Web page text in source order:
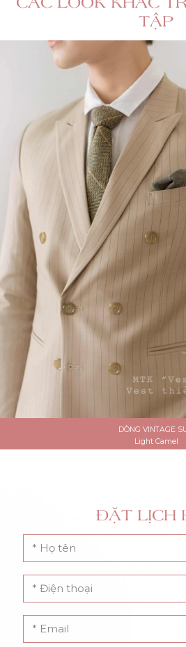
TẬP
DÒNG VINTAGE
Light Camel
ĐẶT LỊCH